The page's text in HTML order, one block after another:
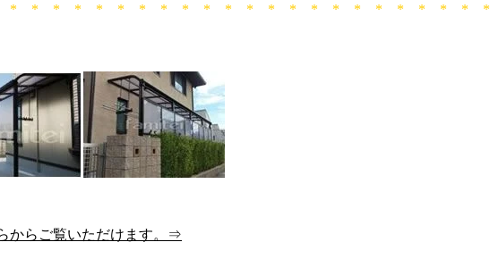
* * * * * * * * * * * * * * * * * * * * * * *
からご覧いただけます。⇒